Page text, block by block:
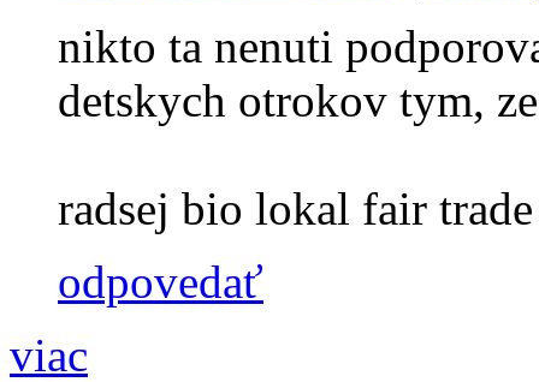
nikto ta nenuti
detskych otrokov tym,
radsej bio lokal fair
odpovedať
viac